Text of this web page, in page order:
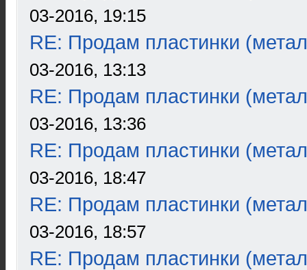
03-2016, 19:15
RE: Продам пластинки
03-2016, 13:13
RE: Продам пластинки
03-2016, 13:36
RE: Продам пластинки
03-2016, 18:47
RE: Продам пластинки
03-2016, 18:57
RE: Продам пластинки